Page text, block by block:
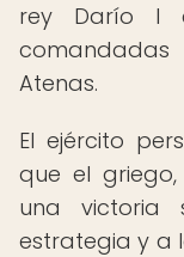
rey Darío I
Atenas.
El ejército
que el
una victoria
estrategia y a